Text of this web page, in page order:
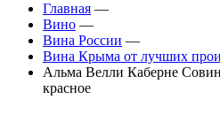
Главная —
Вино —
Вина России —
Вина Крыма от лучших
Альма Велли Каберне
красное